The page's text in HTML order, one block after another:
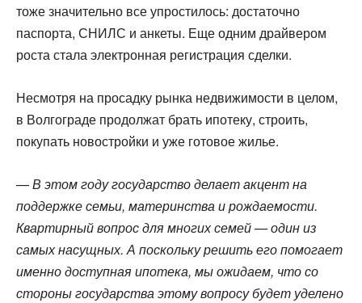
тоже значительно все упростилось: достаточно
паспорта, СНИЛС и анкеты. Еще одним драйвером
роста стала электронная регистрация сделки.
Несмотря на просадку рынка недвижимости в целом,
в Волгограде продолжат брать ипотеку, строить,
покупать новостройки и уже готовое жилье.
—В этом году государство делает акцент на
поддержке семьи, материнства и рождаемости.
Квартирный вопрос для многих семей — один из
самых насущных. А поскольку решить его помогает
именно доступная ипотека, мы ожидаем, что со
стороны государства этому вопросу будет уделено